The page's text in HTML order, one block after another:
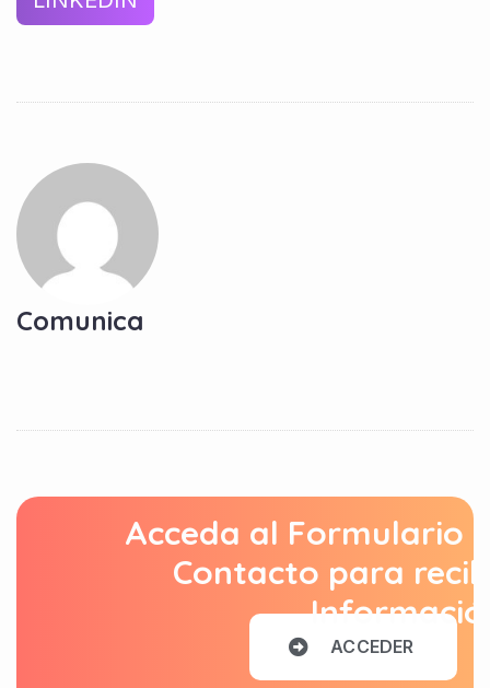
Comunica
Acceda al Formulario
Contacto para
ACCEDER